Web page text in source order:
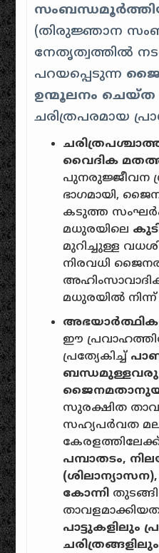
(തിരുജ്ഞാന
നേതൃത്വത്തിൽ
പറയപ്പെടുന്ന
ഉന്മൂലനം ചെയ്ത
ചരിത്രപരമായ
വൈദിക
പുനരുജ്ജീവന
ഭാഗമായി,
കടുത്ത
മധുരയിലെ
മുറിച്ചുള്ള
നിരവധി
മധുരയിൽ
ഈ
പ്രത്യേകിച്ച്
സുരക്ഷിത
സഹ്യപർവത
പമ്പാതടം,
കോന്നി
പാട്ടുകളിലും
ചരിത്രങ്ങളിലും